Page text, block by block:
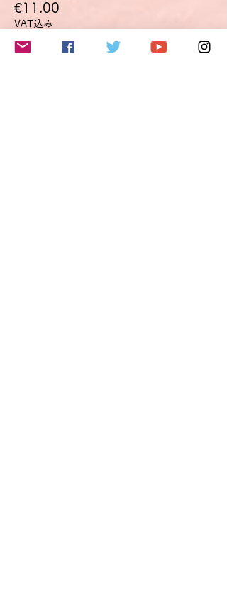
€11.00
VAT込み
数量